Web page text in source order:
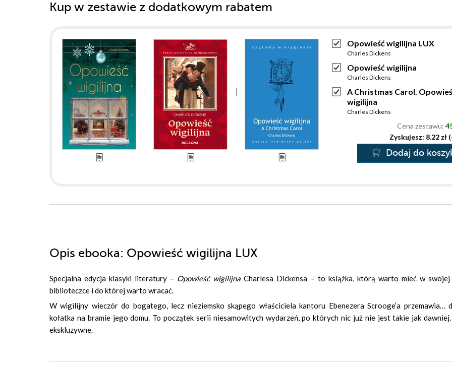
Kup w zestawie z dodatkowym rabatem
Opowieść wigilijna LUX
Charles Dickens
Opowieść wigilijna
Charles Dickens
A Christmas Carol.
wigilijna
Charles Dickens
Cena zestawu:
Zyskujesz: 8.22 zł
Dodaj do
Opis ebooka: Opowieść wigilijna LUX
Specjalna edycja klasyki literatury – Opowieść wigilijna Charlesa Dickensa – to książka, którą warto mieć w swojej
biblioteczce i do której warto wracać.
W wigilijny wieczór do bogatego, lecz nieziemsko skąpego właściciela kantoru Ebenezera Scrooge’a przemawia…
kołatka na bramie jego domu. To początek serii niesamowitych wydarzeń, po których nic już nie jest takie jak
ekskluzywne.